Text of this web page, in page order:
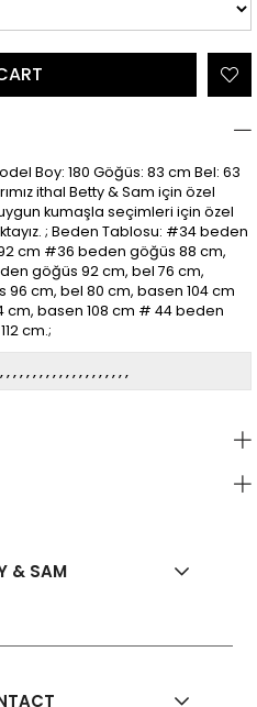
Boy: 180 Göğüs: 83 cm Bel: 63
ithal Betty & Sam için özel
kumaşla seçimleri için özel
; Beden Tablosu: #34 beden
cm #36 beden göğüs 88 cm,
göğüs 92 cm, bel 76 cm,
cm, bel 80 cm, basen 104 cm
cm, basen 108 cm # 44 beden
cm.;
& SAM